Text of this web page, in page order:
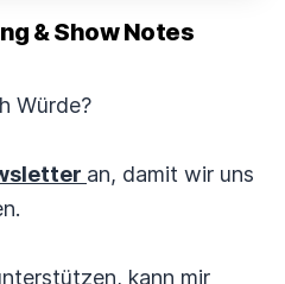
& Show Notes
Würde?
an, damit wir uns
kann mir